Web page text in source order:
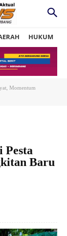
HUKUM
Momentum
Pesta
Baru